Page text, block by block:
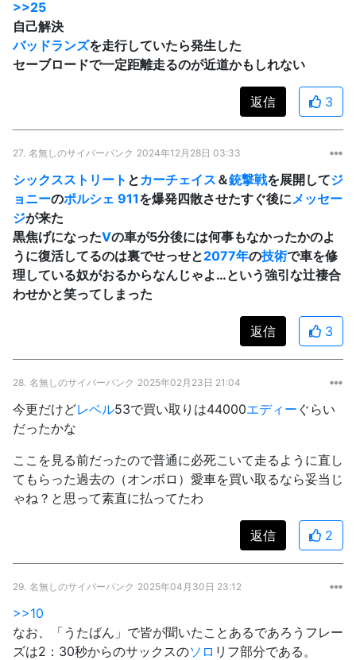
>>25
自己解決
バッドランズを走行していたら発生した
セーブロードで一定距離走るのが近道かもしれない
返信 3
27. 名無しのサイバーパンク 2024年12月28日 03:33
シックスストリート と カーチェイス ＆銃撃戦を展開してジ
ョニーのポルシェ 911を爆発四散させたすぐ後に メッセー
ジが来た
黒焦げになったVの車が5分後には何事もなかったかのよ
うに復活してるのは裏でせっせと2077年の技術で車を修
理している奴がおるからなんじゃよ…という強引な辻褄合
わせかと笑ってしまった
返信 3
28. 名無しのサイバーパンク 2025年02月23日 21:04
今更だけどレベル53で買い取りは44000エディー ぐらい
だったかな
ここを見る前だったので普通に必死こいて走るように直し
てもらった過去の（オンボロ）愛車を買い取るなら妥当じ
ゃね？と思って素直に払ってたわ
返信 2
29. 名無しのサイバーパンク 2025年04月30日 23:12
>>10
なお、「うたばん」で皆が聞いたことあるであろうフレー
ズは2：30秒からのサックスのソロ リフ部分である。